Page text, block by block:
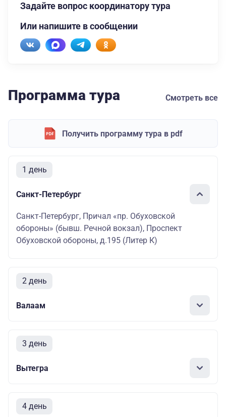
Задайте вопрос координатору тура
Или напишите в сообщении
Программа тура Смотреть все
Получить программу тура в pdf
1 день
Санкт-Петербург
Санкт-Петербург, Причал «пр. Обуховской
обороны» (бывш. Речной вокзал), Проспект
Обуховской обороны, д.195 (Литер К)
2 день
Валаам
3 день
Вытегра
4 день